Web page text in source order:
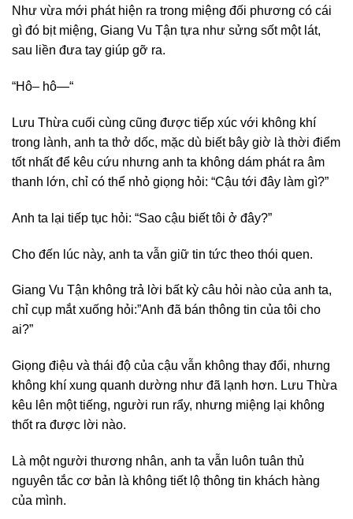
Như vừa mới phát hiện ra trong miệng đối phương có cái
gì đó bịt miệng, Giang Vu Tận tựa như sửng sốt một lát,
sau liền đưa tay giúp gỡ ra.
“Hô– hô—“
Lưu Thừa cuối cùng cũng được tiếp xúc với không khí
trong lành, anh ta thở dốc, mặc dù biết bây giờ là thời điểm
tốt nhất để kêu cứu nhưng anh ta không dám phát ra âm
thanh lớn, chỉ có thể nhỏ giọng hỏi: “Cậu tới đây làm gì?”
Anh ta lại tiếp tục hỏi: “Sao cậu biết tôi ở đây?”
Cho đến lúc này, anh ta vẫn giữ tin tức theo thói quen.
Giang Vu Tận không trả lời bất kỳ câu hỏi nào của anh ta,
chỉ cụp mắt xuống hỏi:”Anh đã bán thông tin của tôi cho
ai?”
Giọng điệu và thái độ của cậu vẫn không thay đổi, nhưng
không khí xung quanh dường như đã lạnh hơn. Lưu Thừa
kêu lên một tiếng, người run rẩy, nhưng miệng lại không
thốt ra được lời nào.
Là một người thương nhân, anh ta vẫn luôn tuân thủ
nguyên tắc cơ bản là không tiết lộ thông tin khách hàng
của mình.